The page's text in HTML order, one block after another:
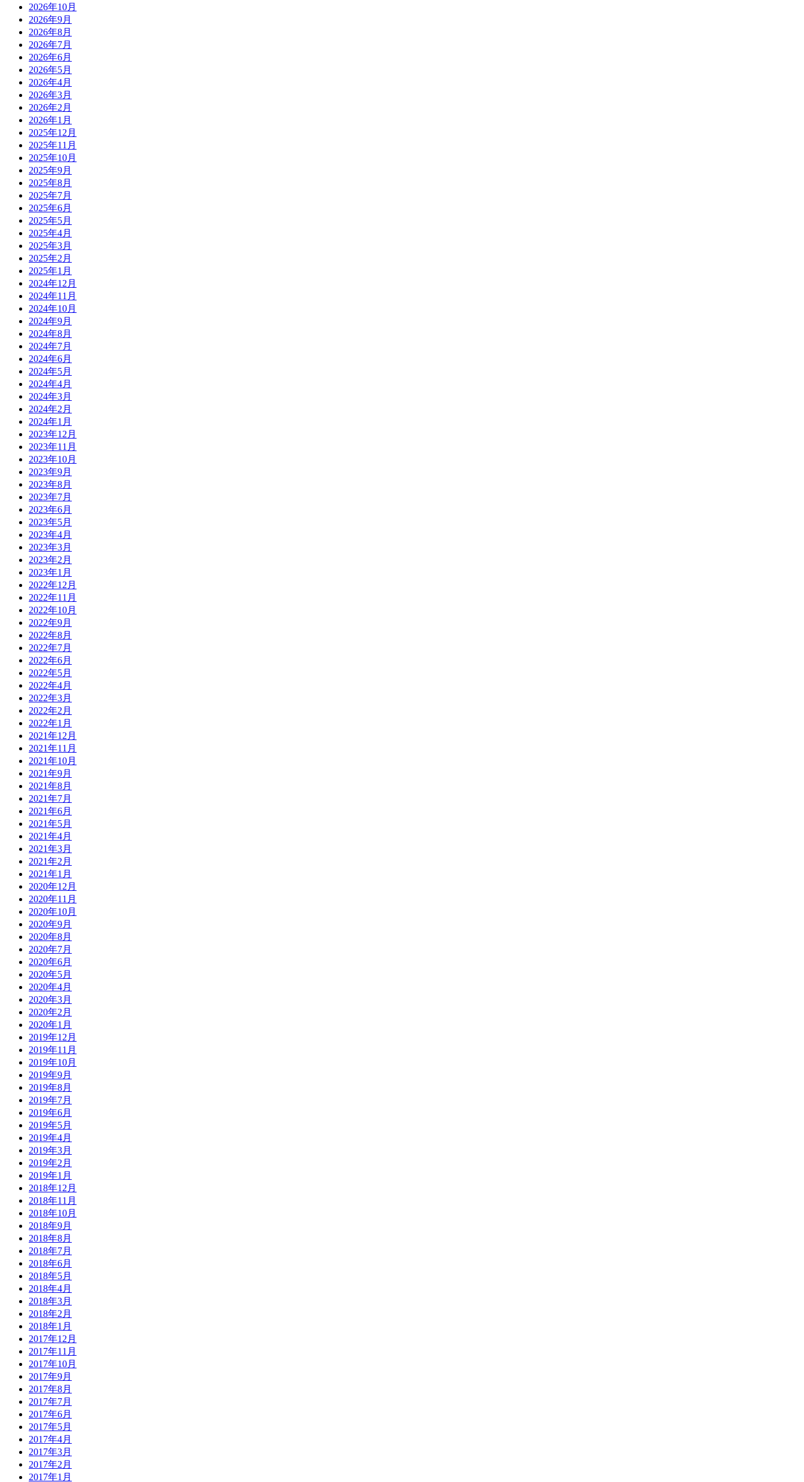
2026年10月
2026年9月
2026年8月
2026年7月
2026年6月
2026年5月
2026年4月
2026年3月
2026年2月
2026年1月
2025年12月
2025年11月
2025年10月
2025年9月
2025年8月
2025年7月
2025年6月
2025年5月
2025年4月
2025年3月
2025年2月
2025年1月
2024年12月
2024年11月
2024年10月
2024年9月
2024年8月
2024年7月
2024年6月
2024年5月
2024年4月
2024年3月
2024年2月
2024年1月
2023年12月
2023年11月
2023年10月
2023年9月
2023年8月
2023年7月
2023年6月
2023年5月
2023年4月
2023年3月
2023年2月
2023年1月
2022年12月
2022年11月
2022年10月
2022年9月
2022年8月
2022年7月
2022年6月
2022年5月
2022年4月
2022年3月
2022年2月
2022年1月
2021年12月
2021年11月
2021年10月
2021年9月
2021年8月
2021年7月
2021年6月
2021年5月
2021年4月
2021年3月
2021年2月
2021年1月
2020年12月
2020年11月
2020年10月
2020年9月
2020年8月
2020年7月
2020年6月
2020年5月
2020年4月
2020年3月
2020年2月
2020年1月
2019年12月
2019年11月
2019年10月
2019年9月
2019年8月
2019年7月
2019年6月
2019年5月
2019年4月
2019年3月
2019年2月
2019年1月
2018年12月
2018年11月
2018年10月
2018年9月
2018年8月
2018年7月
2018年6月
2018年5月
2018年4月
2018年3月
2018年2月
2018年1月
2017年12月
2017年11月
2017年10月
2017年9月
2017年8月
2017年7月
2017年6月
2017年5月
2017年4月
2017年3月
2017年2月
2017年1月